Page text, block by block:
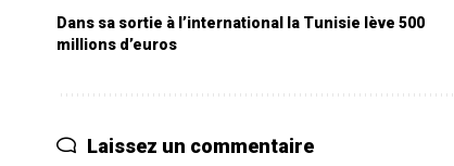
Dans sa sortie à l’international la Tunisie lève 500
millions d’euros
Laissez un commentaire